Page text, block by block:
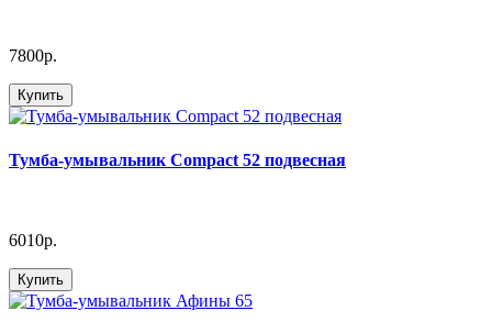
7800р.
Купить
Тумба-умывальник Compact 52 подвесная
6010р.
Купить